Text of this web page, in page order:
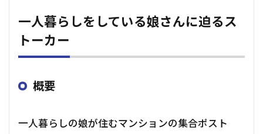
一人暮らしをしている娘さんに迫るス
トーカー
概要
一人暮らしの娘が住むマンションの集合ポスト